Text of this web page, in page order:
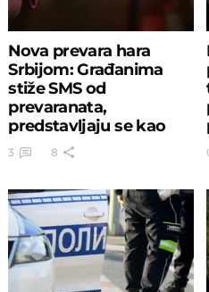
Nova prevara hara
Srbijom: Građanima
stiže SMS od
prevaranata,
predstavljaju se kao
policija
3 8